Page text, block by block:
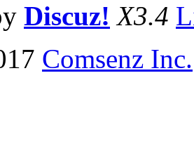
Discuz! X3.4
Comsenz Inc.